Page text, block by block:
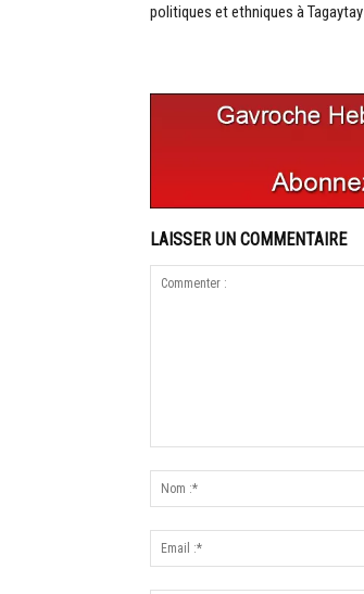
politiques et ethniques à Tagaytay
LAISSER UN COMMENTAIRE